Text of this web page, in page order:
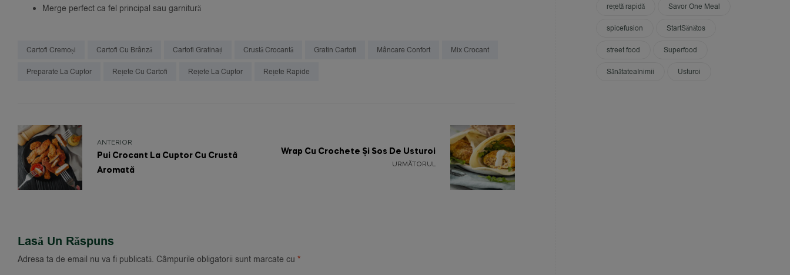
Merge perfect ca fel principal sau garnitură
Cartofi Cremoși Cartofi Cu Brânză Cartofi Gratinați Crustă Crocantă Gratin Cartofi Mâncare Confort Mix Crocant
Preparate La Cuptor Rețete Cu Cartofi Rețete La Cuptor Rețete Rapide
ANTERIOR
Pui Crocant La Cuptor Cu Crustă
Aromată
URMĂTORUL
Wrap Cu Crochete Și Sos De Usturoi
Lasă Un Răspuns
Adresa ta de email nu va fi publicată. Câmpurile obligatorii sunt marcate cu *
rețetă rapidă Savor One Meal
spicefusion StartSănătos
street food Superfood
SănătateaInimii Usturoi